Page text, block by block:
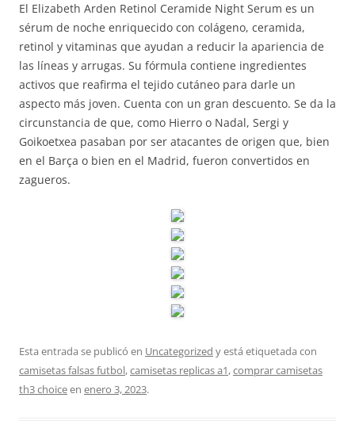
El Elizabeth Arden Retinol Ceramide Night Serum es un
sérum de noche enriquecido con colágeno, ceramida,
retinol y vitaminas que ayudan a reducir la apariencia de
las líneas y arrugas. Su fórmula contiene ingredientes
activos que reafirma el tejido cutáneo para darle un
aspecto más joven. Cuenta con un gran descuento. Se da la
circunstancia de que, como Hierro o Nadal, Sergi y
Goikoetxea pasaban por ser atacantes de origen que, bien
en el Barça o bien en el Madrid, fueron convertidos en
zagueros.
Esta entrada se publicó en Uncategorized y está etiquetada con
camisetas falsas futbol,camisetas replicas a1,comprar camisetas
th3 choiceen enero 3, 2023.